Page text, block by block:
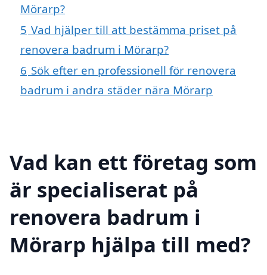
Mörarp?
5 Vad hjälper till att bestämma priset på
renovera badrum i Mörarp?
6 Sök efter en professionell för renovera
badrum i andra städer nära Mörarp
Vad kan ett företag som
är specialiserat på
renovera badrum i
Mörarp hjälpa till med?